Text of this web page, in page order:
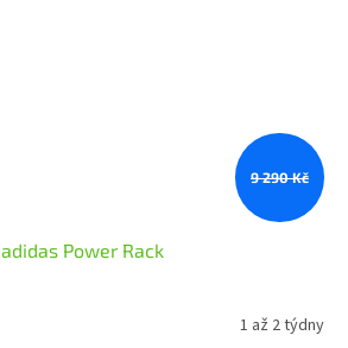
9 290 Kč
adidas Power Rack
1 až 2 týdny